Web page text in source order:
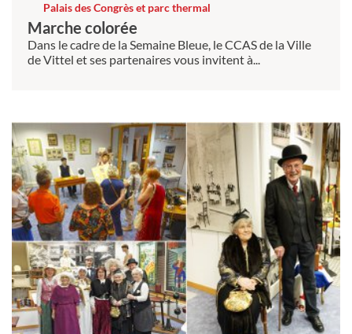
Palais des Congrès et parc thermal
Marche colorée
Dans le cadre de la Semaine Bleue, le CCAS de la Ville
de Vittel et ses partenaires vous invitent à...